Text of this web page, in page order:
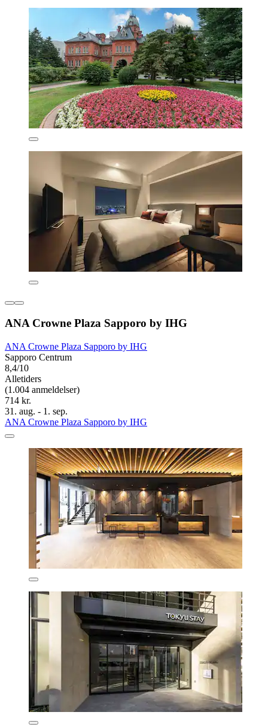
ANA Crowne Plaza Sapporo by IHG
ANA Crowne Plaza Sapporo by IHG
Sapporo Centrum
8,4/10
Alletiders
(1.004 anmeldelser)
714 kr.
31. aug. - 1. sep.
ANA Crowne Plaza Sapporo by IHG